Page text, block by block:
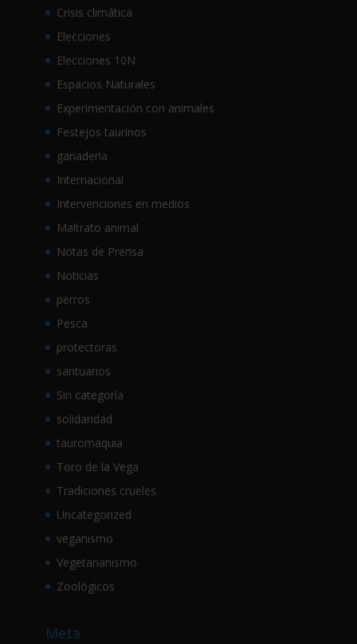
Crisis climática
Elecciones
Elecciones 10N
Espacios Naturales
Experimentación con animales
Festejos taurinos
ganadería
Internacional
Intervenciones en medios
Maltrato animal
Notas de Prensa
Noticias
perros
Pesca
protectoras
santuarios
Sin categoría
solidaridad
tauromaquia
Toro de la Vega
Tradiciones crueles
Uncategorized
veganismo
Vegetarianismo
Zoológicos
Meta